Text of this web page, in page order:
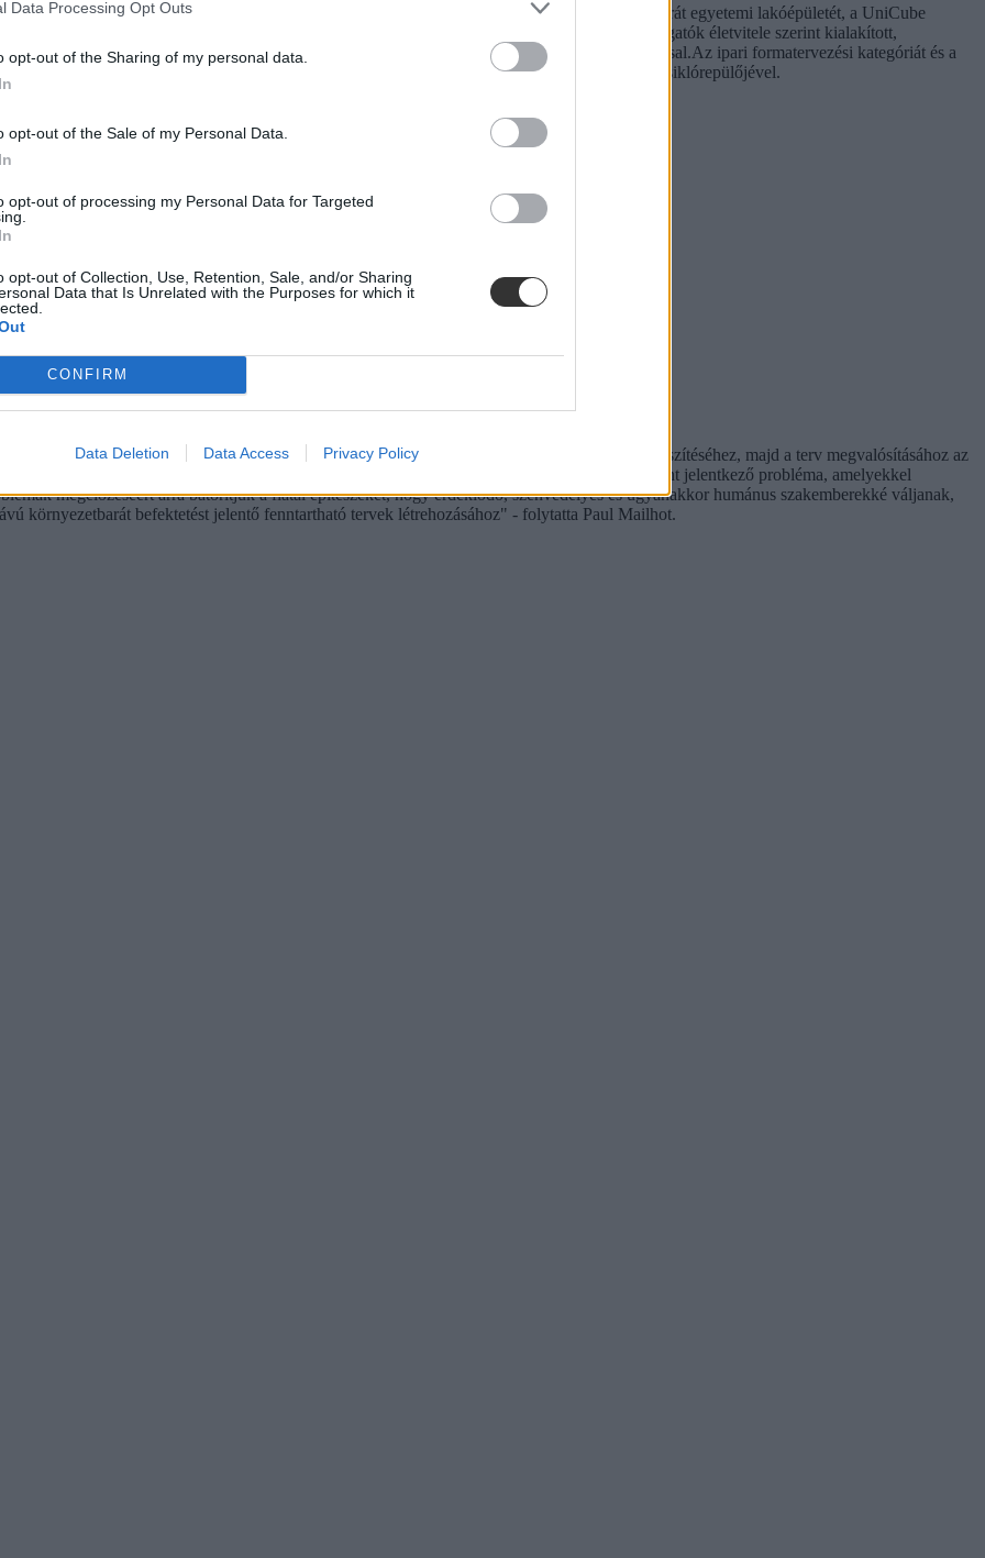
Data Processing Opt Outs
opt-out of the Sharing of my personal data.
opt-out of the Sale of my Personal Data.
opt-out of processing my Personal Data for Targeted
opt-out of Collection, Use, Retention, Sale, and/or Sharing
Data that Is Unrelated with the Purposes for which it
CONFIRM
Data Deletion Data Access Privacy Policy
ausztráliai Narrabundah College hallgatója, Andrew Southwood-Jones nyerte, aki környezetbarát egyetemi lakóépületét, a UniCube
készítette el. A UniCube, az épület-információ modellezés gyakorlatát felhasználva, a hallgatók életvitele szerint kialakított,
környezetbarát építési technológia, például rőzsefonat használatával és esővíz-újrahasznosítással.Az ipari formatervezési kategóriát és a
für Gestaltung Schwäbisch Gmünd hallgatója nyerte zéró-kibocsátású motorral rendelkező siklórepülőjével.
jövőbeli szétszerelését és újrahasznosítását is figyelembe véve. Cernat a terv vázlatának elkészítéséhez, majd a terv megvalósításához az
erőforrások, klímaváltozás, globális népességrobbanás. Néhány világméretű tendenciaként jelentkező probléma, amelyekkel
megelőzéséért arra bátorítjuk a fiatal építészeket, hogy érdeklődő, szenvedélyes és ugyanakkor humánus szakemberekké váljanak,
környezetbarát befektetést jelentő fenntartható tervek létrehozásához" - folytatta Paul Mailhot.